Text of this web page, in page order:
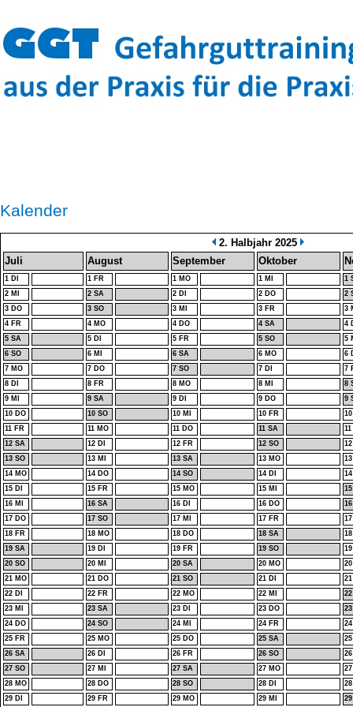
Kalender
2. Halbjahr 2025
Juli
August September Oktober
1 DI 1 FR 1 MO 1 MI
1
2 MI
2 SA 2 DI 2 DO
2
3 DO
3 SO 3 MI 3 FR
3
4 FR
4 MO 4 DO 4 SA
4
5 SA
5 DI 5 FR 5 SO
5
6 SO
6 MI 6 SA 6 MO
6
7 MO
7 DO 7 SO 7 DI
7
8 DI
8 FR 8 MO 8 MI
8
9 MI
9 SA 9 DI 9 DO
9
10 DO
10 SO 10 MI 10 FR
11 FR
11 MO 11 DO 11 SA
12 SA
12 DI 12 FR 12 SO
13 SO
13 MI 13 SA 13 MO
14 MO
14 DO 14 SO 14 DI
15 DI
15 FR 15 MO 15 MI
16 MI
16 SA 16 DI 16 DO
17 DO
17 SO 17 MI 17 FR
18 FR
18 MO 18 DO 18 SA
19 SA
19 DI 19 FR 19 SO
20 SO
20 MI 20 SA 20 MO
21 MO
21 DO 21 SO 21 DI
22 DI
22 FR 22 MO 22 MI
23 MI
23 SA 23 DI 23 DO
24 DO
24 SO 24 MI 24 FR
25 FR
25 MO 25 DO 25 SA
26 SA
26 DI 26 FR 26 SO
27 SO
27 MI 27 SA 27 MO
28 MO
28 DO 28 SO 28 DI
29 DI
29 FR 29 MO 29 MI